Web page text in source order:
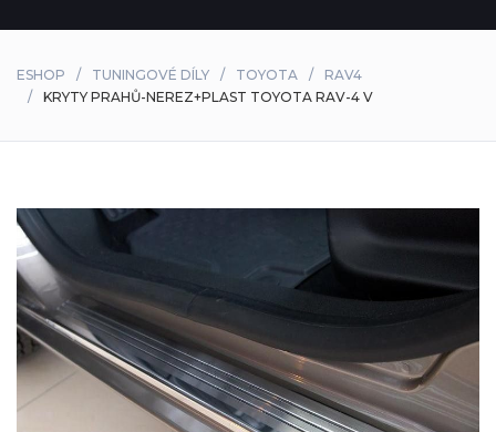
ESHOP TUNINGOVÉ DÍLY TOYOTA
RAV4
KRYTY PRAHŮ-NEREZ+PLAST TOYOTA RAV-4 V